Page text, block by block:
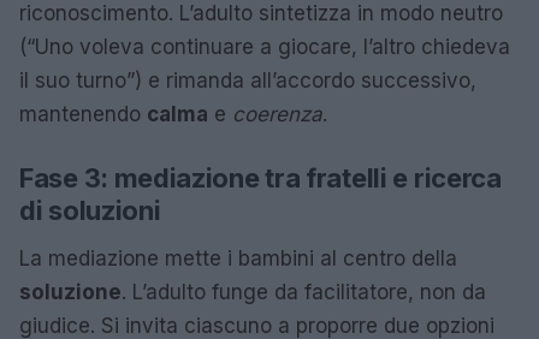
riconoscimento. L’adulto sintetizza in modo neutro
(“Uno voleva continuare a giocare, l’altro chiedeva
il suo turno”) e rimanda all’accordo successivo,
mantenendo calma e coerenza.
Fase 3: mediazione tra fratelli e ricerca
di soluzioni
La mediazione mette i bambini al centro della
soluzione. L’adulto funge da facilitatore, non da
giudice. Si invita ciascuno a proporre due opzioni